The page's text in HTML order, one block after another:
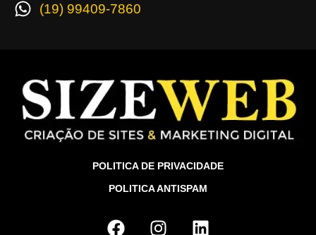
(19) 99409-7860
POLITICA DE PRIVACIDADE
POLITICA ANTISPAM